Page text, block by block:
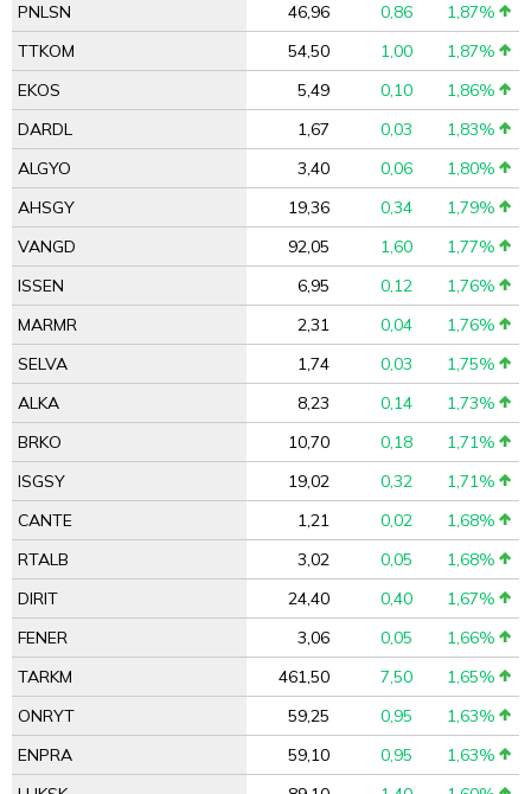
PNLSN
46,96 0,86
1,87%
TTKOM
54,50 1,00
1,87%
EKOS
5,49 0,10
1,86%
DARDL
1,67 0,03
1,83%
ALGYO
3,40 0,06
1,80%
AHSGY
19,36 0,34
1,79%
VANGD
92,05 1,60
1,77%
ISSEN
6,95 0,12
1,76%
MARMR
2,31 0,04
1,76%
SELVA
1,74 0,03
1,75%
ALKA
8,23 0,14
1,73%
BRKO
10,70 0,18
1,71%
ISGSY
19,02 0,32
1,71%
CANTE
1,21 0,02
1,68%
RTALB
3,02 0,05
1,68%
DIRIT
24,40 0,40
1,67%
FENER
3,06 0,05
1,66%
TARKM
461,50 7,50
1,65%
ONRYT
59,25 0,95
1,63%
ENPRA
59,10 0,95
1,63%